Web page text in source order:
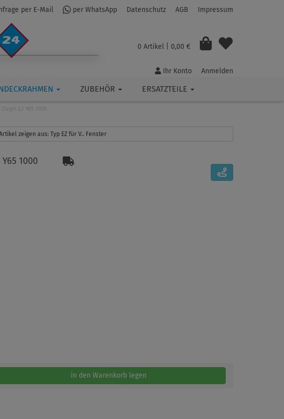
per E-Mail per WhatsApp Datenschutz AGB Impressum
0 Artikel | 0,00 €
Ihr Konto Anmelden
ZUBEHÖR ERSATZTEILE
EZ Y65 1000
zeigen aus: Typ EZ für V.. Fenster
1000
in den Warenkorb legen